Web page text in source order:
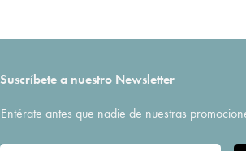
Suscríbete a nuestro Newsletter
Entérate antes que nadie de nuestras